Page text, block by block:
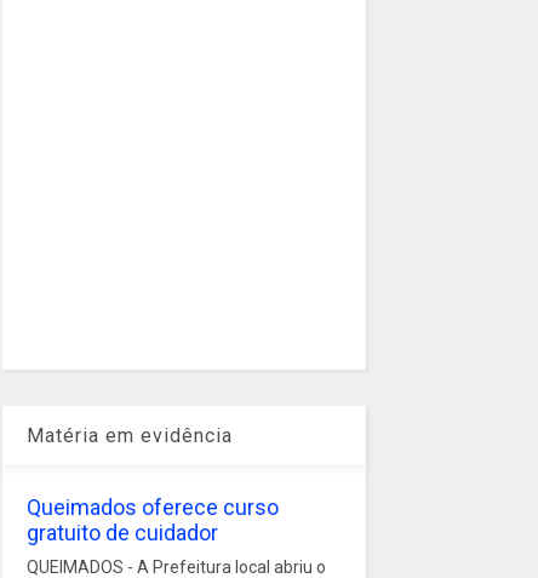
Matéria em evidência
Queimados oferece curso
gratuito de cuidador
QUEIMADOS - A Prefeitura local abriu o